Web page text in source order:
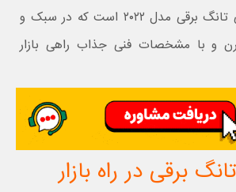
محصول این کمپانی تانگ برقی مدل ۲۰۲۲ است که در سبک و
و با مشخصات فنی جذاب راهی بازار
برقی در راه بازار